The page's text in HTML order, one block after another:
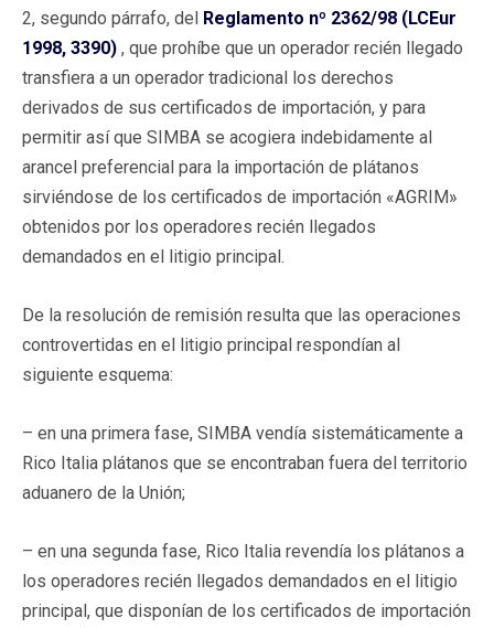
2, segundo párrafo, del Reglamento nº 2362/98 (LCEur
1998, 3390) , que prohíbe que un operador recién llegado
transfiera a un operador tradicional los derechos
derivados de sus certificados de importación, y para
permitir así que SIMBA se acogiera indebidamente al
arancel preferencial para la importación de plátanos
sirviéndose de los certificados de importación «AGRIM»
obtenidos por los operadores recién llegados
demandados en el litigio principal.
De la resolución de remisión resulta que las operaciones
controvertidas en el litigio principal respondían al
siguiente esquema:
– en una primera fase, SIMBA vendía sistemáticamente a
Rico Italia plátanos que se encontraban fuera del territorio
aduanero de la Unión;
– en una segunda fase, Rico Italia revendía los plátanos a
los operadores recién llegados demandados en el litigio
principal, que disponían de los certificados de importación